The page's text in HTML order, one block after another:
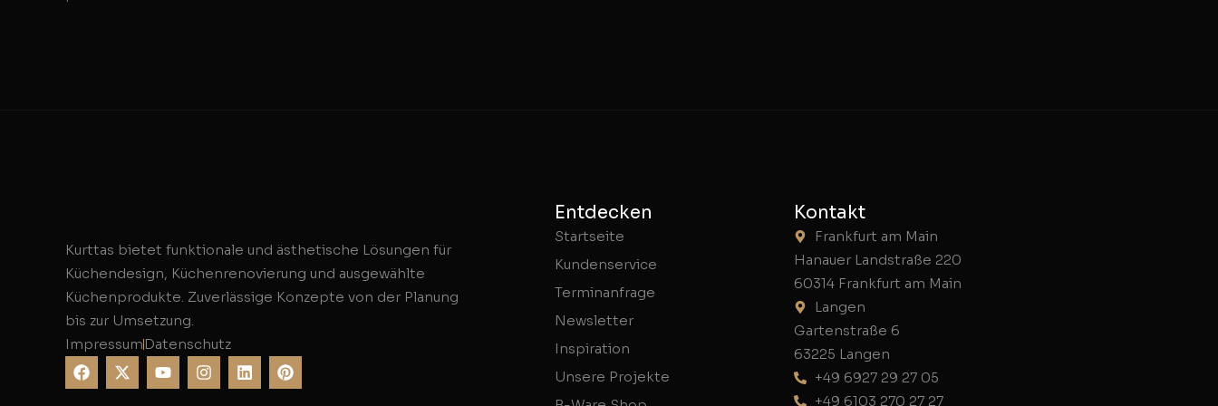
Kurttas bietet funktionale und ästhetische Lösungen für
Küchendesign, Küchenrenovierung und ausgewählte
Küchenprodukte. Zuverlässige Konzepte von der Planung
bis zur Umsetzung.
Impressum Datenschutz
Entdecken
Startseite
Kundenservice
Terminanfrage
Newsletter
Inspiration
Unsere Projekte
Kontakt
Frankfurt am Main
Hanauer Landstraße 220
60314 Frankfurt am Main
Langen
Gartenstraße 6
63225 Langen
+49 6927 29 27 05
+49 6103 270 27 27